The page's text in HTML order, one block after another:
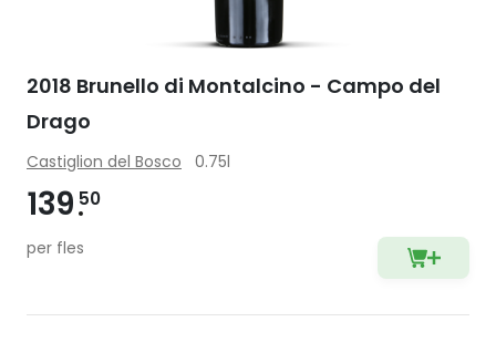
2018 Brunello di Montalcino - Campo del
Drago
Castiglion del Bosco 0.75l
139 50
per fles